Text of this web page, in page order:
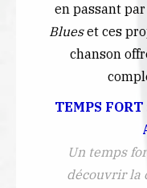
en passant
Blueset ces
chanson
TEMPS
Un temps
découvrir la